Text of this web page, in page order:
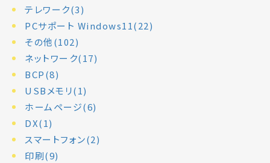
テレワーク(3)
PCサポート Windows11(22)
その他(102)
ネットワーク(17)
BCP(8)
USBメモリ(1)
ホームページ(6)
DX(1)
スマートフォン(2)
印刷(9)